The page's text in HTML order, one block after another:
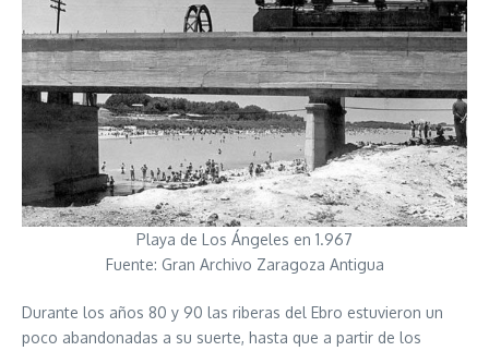
Playa de Los Ángeles en 1.967
Fuente: Gran Archivo Zaragoza Antigua
Durante los años 80 y 90 las riberas del Ebro estuvieron un
poco abandonadas a su suerte, hasta que a partir de los